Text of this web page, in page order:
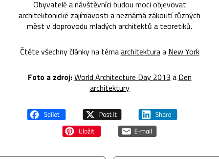
Obyvatelé a návštěvníci budou moci objevovat
architektonické zajímavosti a neznámá zákoutí různých
měst v doprovodu mladých architektů a teoretiků.
Čtěte všechny články na témaarchitekturaa New York
Foto a zdroj:World Architecture Day 2013 a Den
architektury